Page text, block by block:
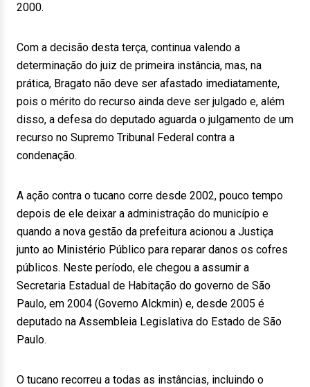
2000.
Com a decisão desta terça, continua valendo a
determinação do juiz de primeira instância, mas, na
prática, Bragato não deve ser afastado imediatamente,
pois o mérito do recurso ainda deve ser julgado e, além
disso, a defesa do deputado aguarda o julgamento de um
recurso no Supremo Tribunal Federal contra a
condenação.
A ação contra o tucano corre desde 2002, pouco tempo
depois de ele deixar a administração do município e
quando a nova gestão da prefeitura acionou a Justiça
junto ao Ministério Público para reparar danos os cofres
públicos. Neste período, ele chegou a assumir a
Secretaria Estadual de Habitação do governo de São
Paulo, em 2004 (Governo Alckmin) e, desde 2005 é
deputado na Assembleia Legislativa do Estado de São
Paulo.
O tucano recorreu a todas as instâncias, incluindo o